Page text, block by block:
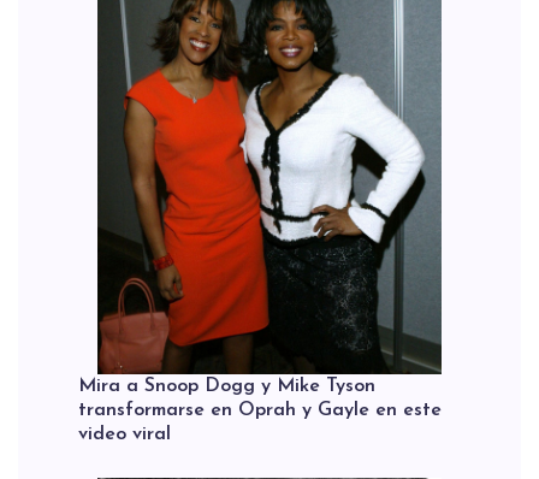
Mira a Snoop Dogg y Mike Tyson
transformarse en Oprah y Gayle en este
video viral